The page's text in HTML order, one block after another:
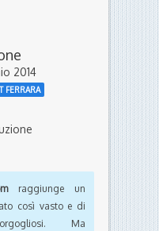
2014
FERRARA
raggiunge un
così vasto e di
Ma